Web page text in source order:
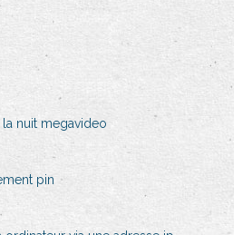
nuit megavideo
pin